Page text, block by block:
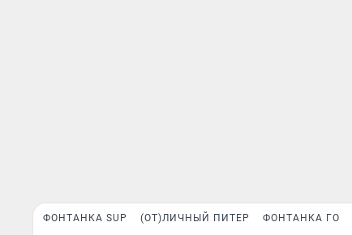
ФОНТАНКА SUP (ОТ)ЛИЧНЫЙ ПИТЕР ФОНТАНКА ГО